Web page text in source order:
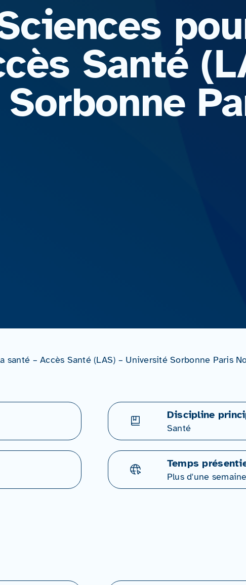
Santé
santé – Accès Santé (LAS) – Université Sorbonne Paris
Discipline
Santé
Temps
Plus d'une semaine